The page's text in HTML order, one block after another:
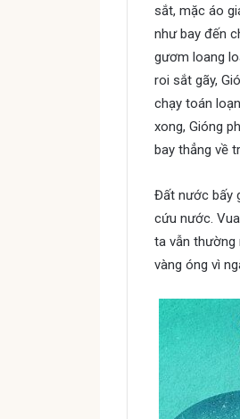
sắt, mặc áo
như bay đến
gươm loang
roi sắt gãy,
chạy toán
xong, Gióng
bay thẳng về
Đất nước bấy
cứu nước.
ta vẫn thường
vàng óng vì